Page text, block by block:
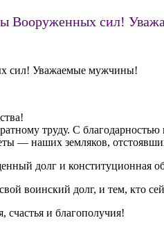
Вооруженных сил!
сил! Уважаемые мужчины!
труду. С
— наших земляков,
долг и конституционная
воинский долг, и тем, кто
и благополучия!